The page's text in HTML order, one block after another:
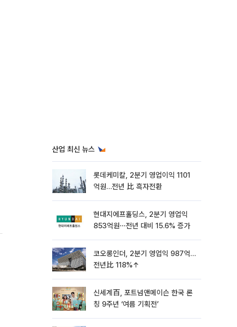
산업 최신 뉴스
롯데케미칼, 2분기 영업이익 1101
억원…전년 比 흑자전환
현대지에프홀딩스, 2분기 영업익
853억원⋯전년 대비 15.6% 증가
코오롱인더, 2분기 영업익 987억…
전년比 118%↑
신세계百, 포트넘앤메이슨 한국 론
칭 9주년 ‘여름 기획전’